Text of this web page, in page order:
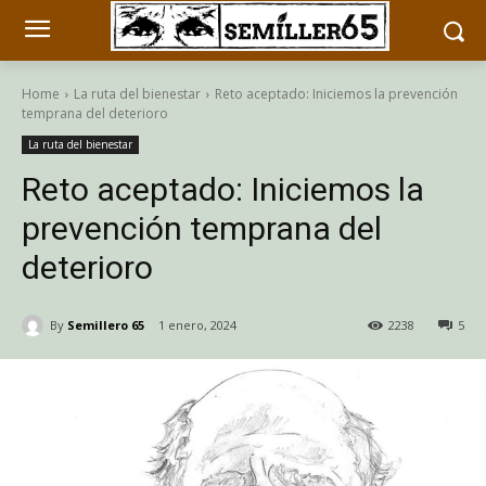
Home La ruta del bienestar
Reto aceptado: Iniciemos la prevención
temprana del deterioro
La ruta del bienestar
Reto aceptado: Iniciemos la
prevención temprana del
deterioro
By Semillero 65 1 enero, 2024 5
2238